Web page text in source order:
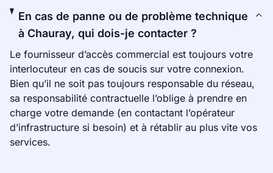
En cas de panne ou de problème technique
à Chauray, qui dois-je contacter ?
Le fournisseur d’accès commercial est toujours votre
interlocuteur en cas de soucis sur votre connexion.
Bien qu’il ne soit pas toujours responsable du réseau,
sa responsabilité contractuelle l’oblige à prendre en
charge votre demande (en contactant l’opérateur
d’infrastructure si besoin) et à rétablir au plus vite vos
services.